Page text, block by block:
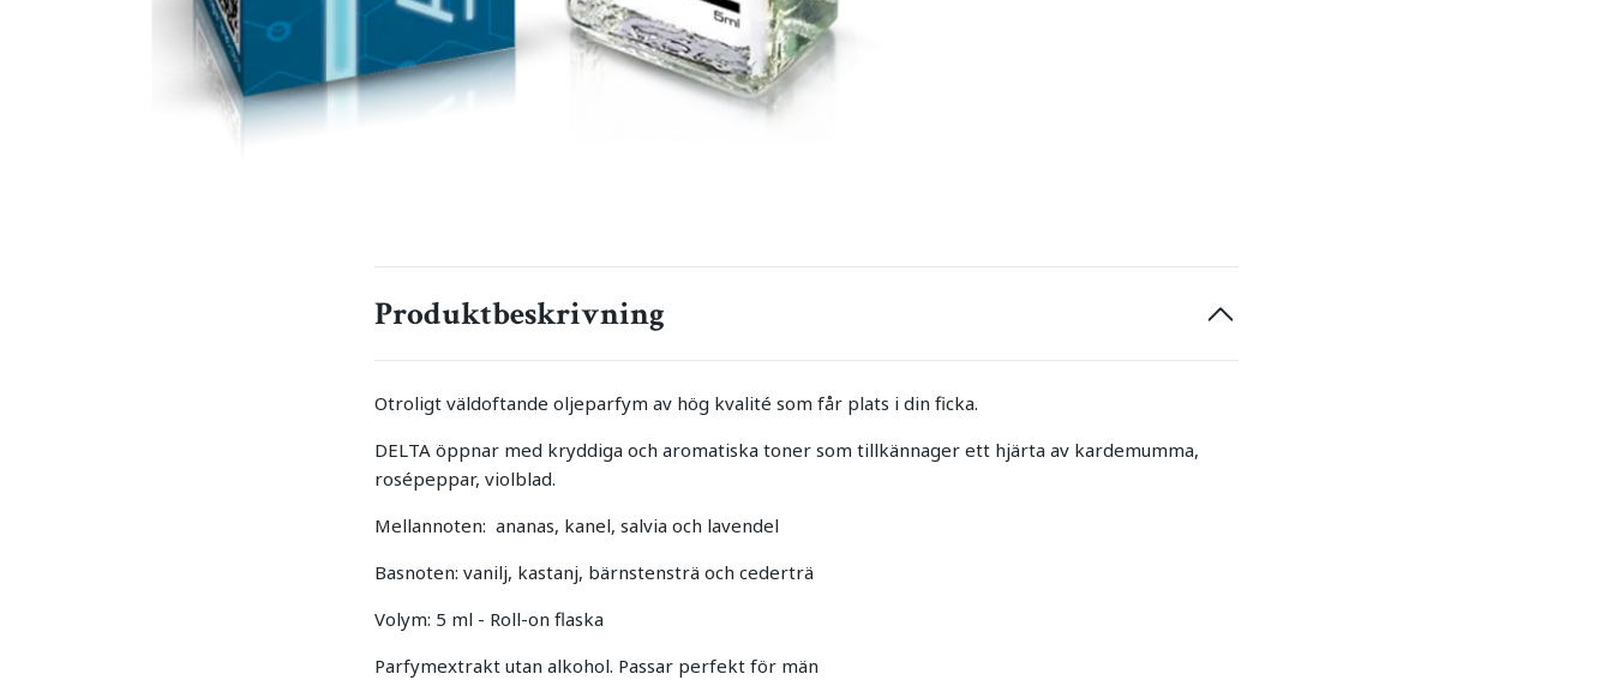
Produktbeskrivning
Otroligt väldoftande oljeparfym av hög kvalité som får plats i din ficka.
DELTA öppnar med kryddiga och aromatiska toner som tillkännager ett hjärta av kardemumma,
rosépeppar, violblad.
Mellannoten: ananas, kanel, salvia och lavendel
Basnoten: vanilj, kastanj, bärnstensträ och cederträ
Volym: 5 ml - Roll-on flaska
Parfymextrakt utan alkohol. Passar perfekt för män